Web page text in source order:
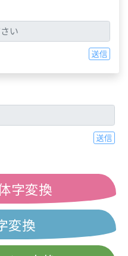
送信
送信
字変換
変換